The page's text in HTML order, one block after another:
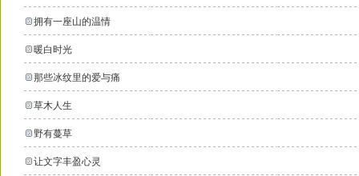
拥有一座山的温情
暖白时光
那些冰纹里的爱与痛
草木人生
野有蔓草
让文字丰盈心灵